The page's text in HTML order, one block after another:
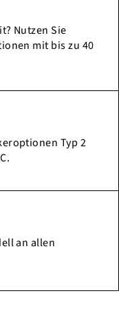
Nutzen Sie
mit bis zu 40
Typ 2
an allen